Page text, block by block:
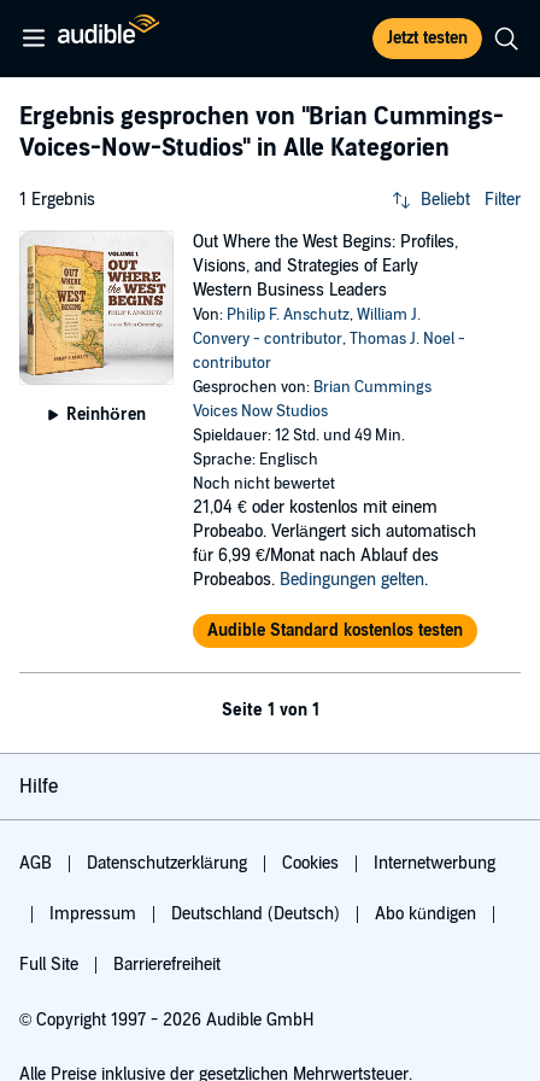
Jetzt testen
Ergebnis gesprochen von "Brian Cummings-
Voices-Now-Studios" in Alle Kategorien
1 Ergebnis Beliebt Filter
Reinhören
Out Where the West Begins: Profiles,
Visions, and Strategies of Early
Western Business Leaders
Von: Philip F. Anschutz,William J.
Convery - contributor,Thomas J. Noel -
contributor
Gesprochen von: Brian Cummings
Voices Now Studios
Spieldauer: 12 Std. und 49 Min.
Sprache: Englisch
Noch nicht bewertet
21,04 € oder kostenlos mit einem
Probeabo. Verlängert sich automatisch
für 6,99 €/Monat nach Ablauf des
Probeabos. Bedingungen gelten.
Audible Standard kostenlos testen
Seite 1 von 1
Hilfe
AGB Datenschutzerklärung Cookies Internetwerbung
Impressum Deutschland (Deutsch) Abo kündigen
Full Site Barrierefreiheit
© Copyright 1997 - 2026 Audible GmbH
Alle Preise inklusive der gesetzlichen Mehrwertsteuer.